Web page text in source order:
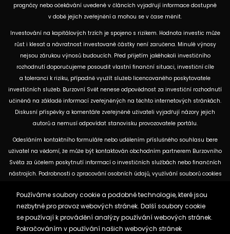
prognózy nebo očekávání uvedené v článcích vyjadřují informace dostupné
v době jejich zveřejnění a mohou se v čase měnit.
Investování na kapitálových trzích je spojeno s rizikem. Hodnota investic může
růst i klesat a návratnost investované částky není zaručena. Minulé výnosy
nejsou zárukou výnosů budoucích. Před přijetím jakéhokoli investičního
rozhodnutí doporučujeme posoudit vlastní finanční situaci, investiční cíle
a toleranci k riziku, případně využít služeb licencovaného poskytovatele
investičních služeb. Burzovní Svět nenese odpovědnost za investiční rozhodnutí
učiněná na základě informací zveřejněných na těchto internetových stránkách.
Diskusní příspěvky a komentáře zveřejněné uživateli vyjadřují názory jejich
autorů a nemusí odpovídat stanovisku provozovatele portálu.
Odesláním kontaktního formuláře nebo udělením příslušného souhlasu bere
uživatel na vědomí, že může být kontaktován obchodním partnerem Burzovního
Světa za účelem poskytnutí informací o investičních službách nebo finančních
nástrojích. Podrobnosti o zpracování osobních údajů, využívání souborů cookies
dostupných na těchto internetových stránkách. U jednotlivých článků mohou
být uvedeny informace o použitých zdrojích, datu původní analýzy nebo datu,
ke kterému se vztahují uvedené tržní údaje.
Používáme soubory cookie a podobné technologie, které jsou
nezbytné pro provoz webových stránek. Další soubory cookie
se používají k provádění analýzy používání webových stránek.
Pokračováním v používání našich webových stránek